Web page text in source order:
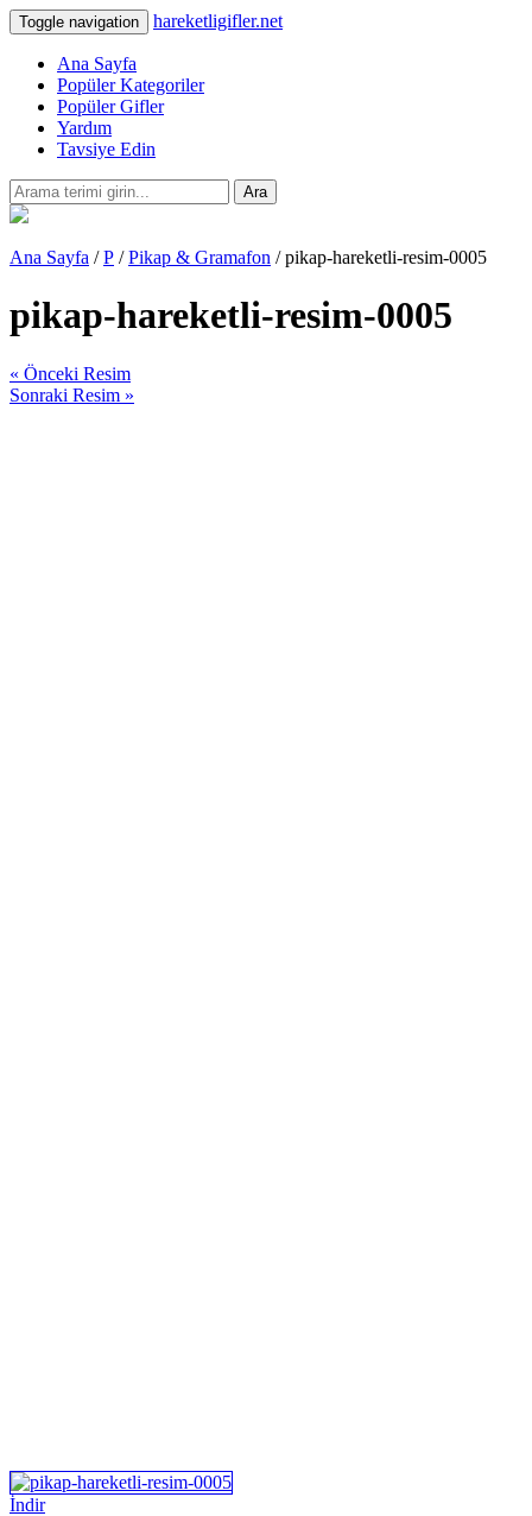
Toggle navigation hareketligifler.net
Ana Sayfa
Popüler Kategoriler
Popüler Gifler
Yardım
Tavsiye Edin
Ara
Ana Sayfa /P /Pikap & Gramafon / pikap-hareketli-resim-0005
pikap-hareketli-resim-0005
« Önceki Resim
Sonraki Resim »
İndir